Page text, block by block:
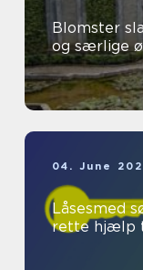
Blomster slagerup
og særlige
04. June
Låsesmed søborg sådan
rette hjælp